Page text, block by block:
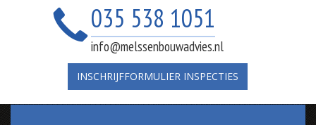
035 538 1051
info@melssenbouwadvies.nl
INSCHRIJFFORMULIER INSPECTIES